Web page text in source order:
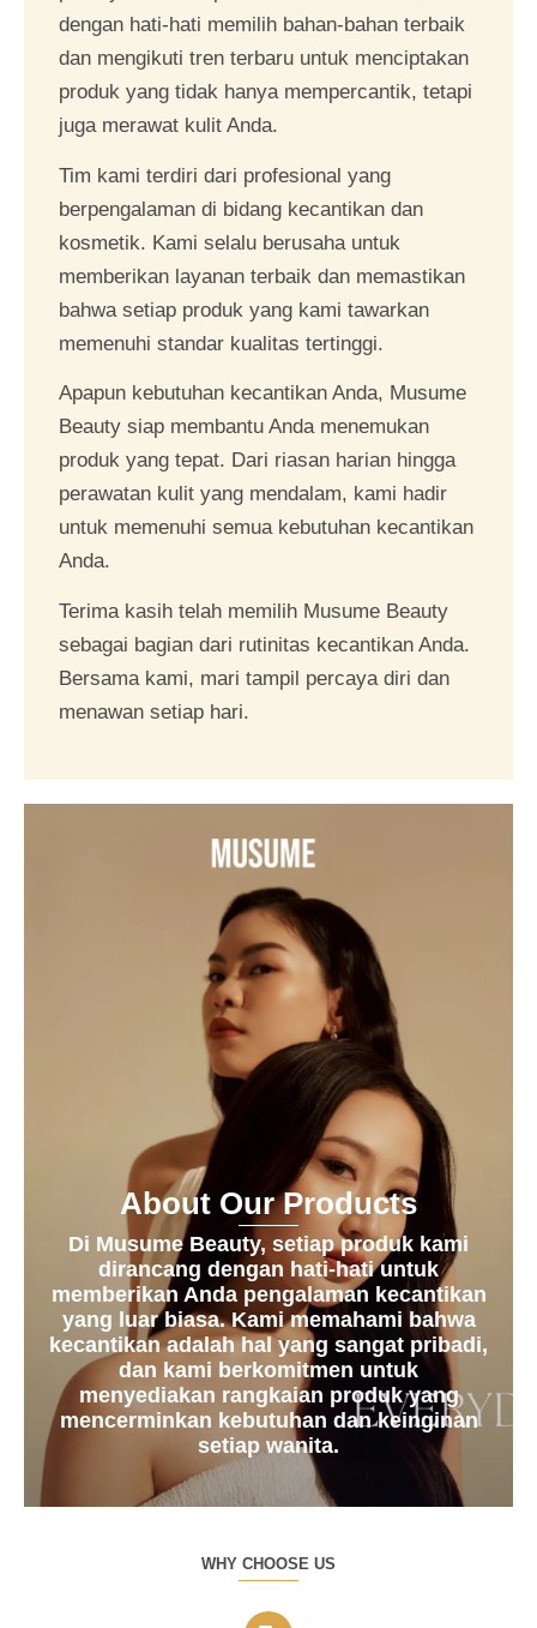
dengan hati-hati memilih bahan-bahan terbaik
dan mengikuti tren terbaru untuk menciptakan
produk yang tidak hanya mempercantik, tetapi
juga merawat kulit Anda.
Tim kami terdiri dari profesional yang
berpengalaman di bidang kecantikan dan
kosmetik. Kami selalu berusaha untuk
memberikan layanan terbaik dan memastikan
bahwa setiap produk yang kami tawarkan
memenuhi standar kualitas tertinggi.
Apapun kebutuhan kecantikan Anda, Musume
Beauty siap membantu Anda menemukan
produk yang tepat. Dari riasan harian hingga
perawatan kulit yang mendalam, kami hadir
untuk memenuhi semua kebutuhan kecantikan
Anda.
Terima kasih telah memilih Musume Beauty
sebagai bagian dari rutinitas kecantikan Anda.
Bersama kami, mari tampil percaya diri dan
menawan setiap hari.
About Our Products
Di Musume Beauty, setiap produk kami
dirancang dengan hati-hati untuk
memberikan Anda pengalaman kecantikan
yang luar biasa. Kami memahami bahwa
kecantikan adalah hal yang sangat pribadi,
dan kami berkomitmen untuk
menyediakan rangkaian produk yang
mencerminkan kebutuhan dan keinginan
setiap wanita.
WHY CHOOSE US